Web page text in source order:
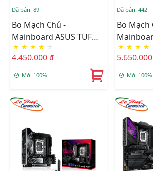
Đã bán: 89
Bo Mạch Chủ -
Mainboard ASUS TUF
GAMING B860M-PLUS
★ ★ ★ ★ ☆
4.450.000 đ
Mới 100%
Đã bán: 442
Bo Mạch
Z890-P-
★ ★ ★ ★
Mới 100%